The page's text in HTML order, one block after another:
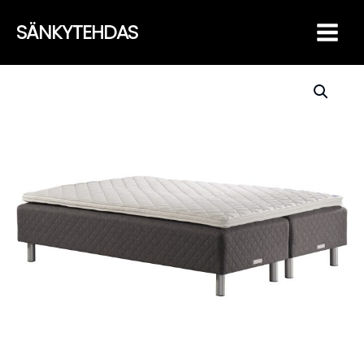
sisältöön
SÄNKYTEHDAS